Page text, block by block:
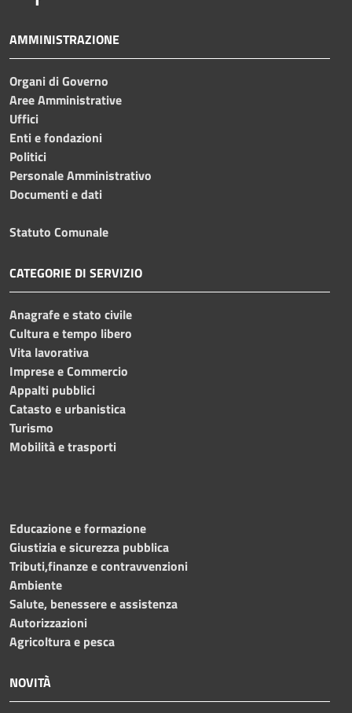
AMMINISTRAZIONE
Organi di Governo
Aree Amministrative
Uffici
Enti e fondazioni
Politici
Personale Amministrativo
Documenti e dati
Statuto Comunale
CATEGORIE DI SERVIZIO
Anagrafe e stato civile
Cultura e tempo libero
Vita lavorativa
Imprese e Commercio
Appalti pubblici
Catasto e urbanistica
Turismo
Mobilità e trasporti
Educazione e formazione
Giustizia e sicurezza pubblica
Tributi,finanze e contravvenzioni
Ambiente
Salute, benessere e assistenza
Autorizzazioni
Agricoltura e pesca
NOVITÀ